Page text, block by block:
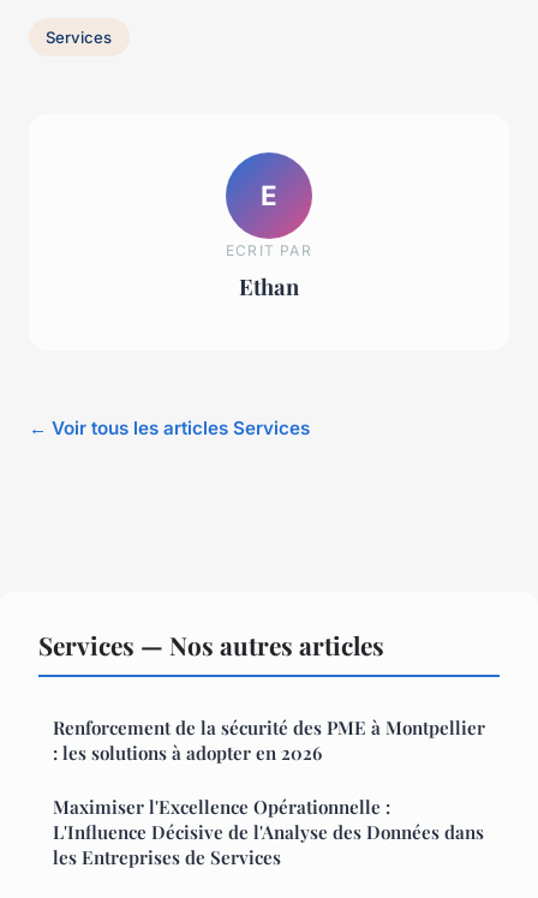
Services
E
ECRIT PAR
Ethan
← Voir tous les articles Services
Services — Nos autres articles
Renforcement de la sécurité des PME à Montpellier
: les solutions à adopter en 2026
Maximiser l'Excellence Opérationnelle :
L'Influence Décisive de l'Analyse des Données dans
les Entreprises de Services